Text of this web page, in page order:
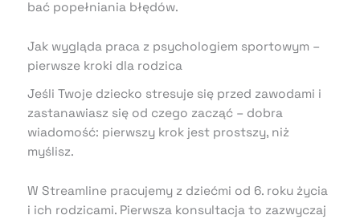
bać popełniania błędów.
Jak wygląda praca z psychologiem sportowym –
pierwsze kroki dla rodzica
Jeśli Twoje dziecko stresuje się przed zawodami i
zastanawiasz się od czego zacząć – dobra
wiadomość: pierwszy krok jest prostszy, niż
myślisz.
W Streamline pracujemy z dziećmi od 6. roku życia
i ich rodzicami. Pierwsza konsultacja to zazwyczaj